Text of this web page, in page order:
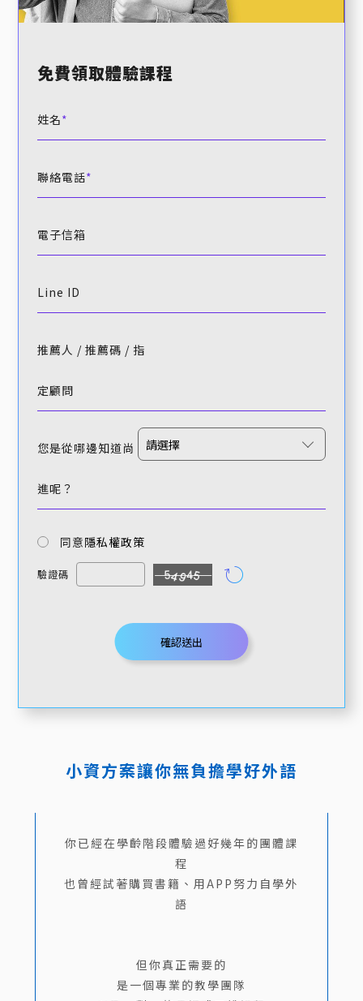
免費領取體驗課程
姓名
聯絡電話
電子信箱
Line ID
推薦人 / 推薦碼 / 指
定顧問
您是從哪邊知道尚
進呢？
同意隱私權政策
驗證碼
確認送出
小資方案讓你無負擔學好外語
你已經在學齡階段體驗過好幾年的團體課
程
也曾經試著購買書籍、用APP努力自學外
語
但你真正需要的
是一個專業的教學團隊